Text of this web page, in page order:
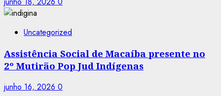
Uncategorized
Assistência Social de Macaíba presente no
2º Mutirão Pop Jud Indígenas
junho 16, 2026 0